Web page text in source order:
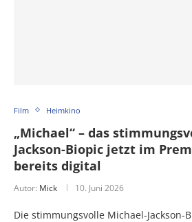
Film Heimkino
„Michael“ – das
Jackson-Biopic jetzt im
bereits digital
Autor: Mick 10. Juni 2026
Die stimmungsvolle Michael-Jackson-